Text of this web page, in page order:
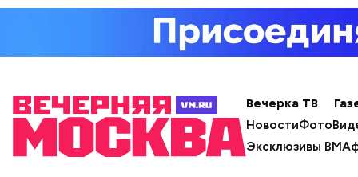
Вечерка ТВ
НовостиФото
Эксклюзивы ВМ
Ранние